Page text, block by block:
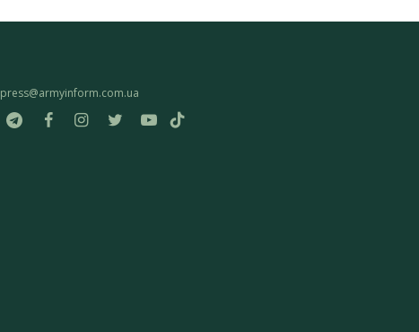
press@armyinform.com.ua